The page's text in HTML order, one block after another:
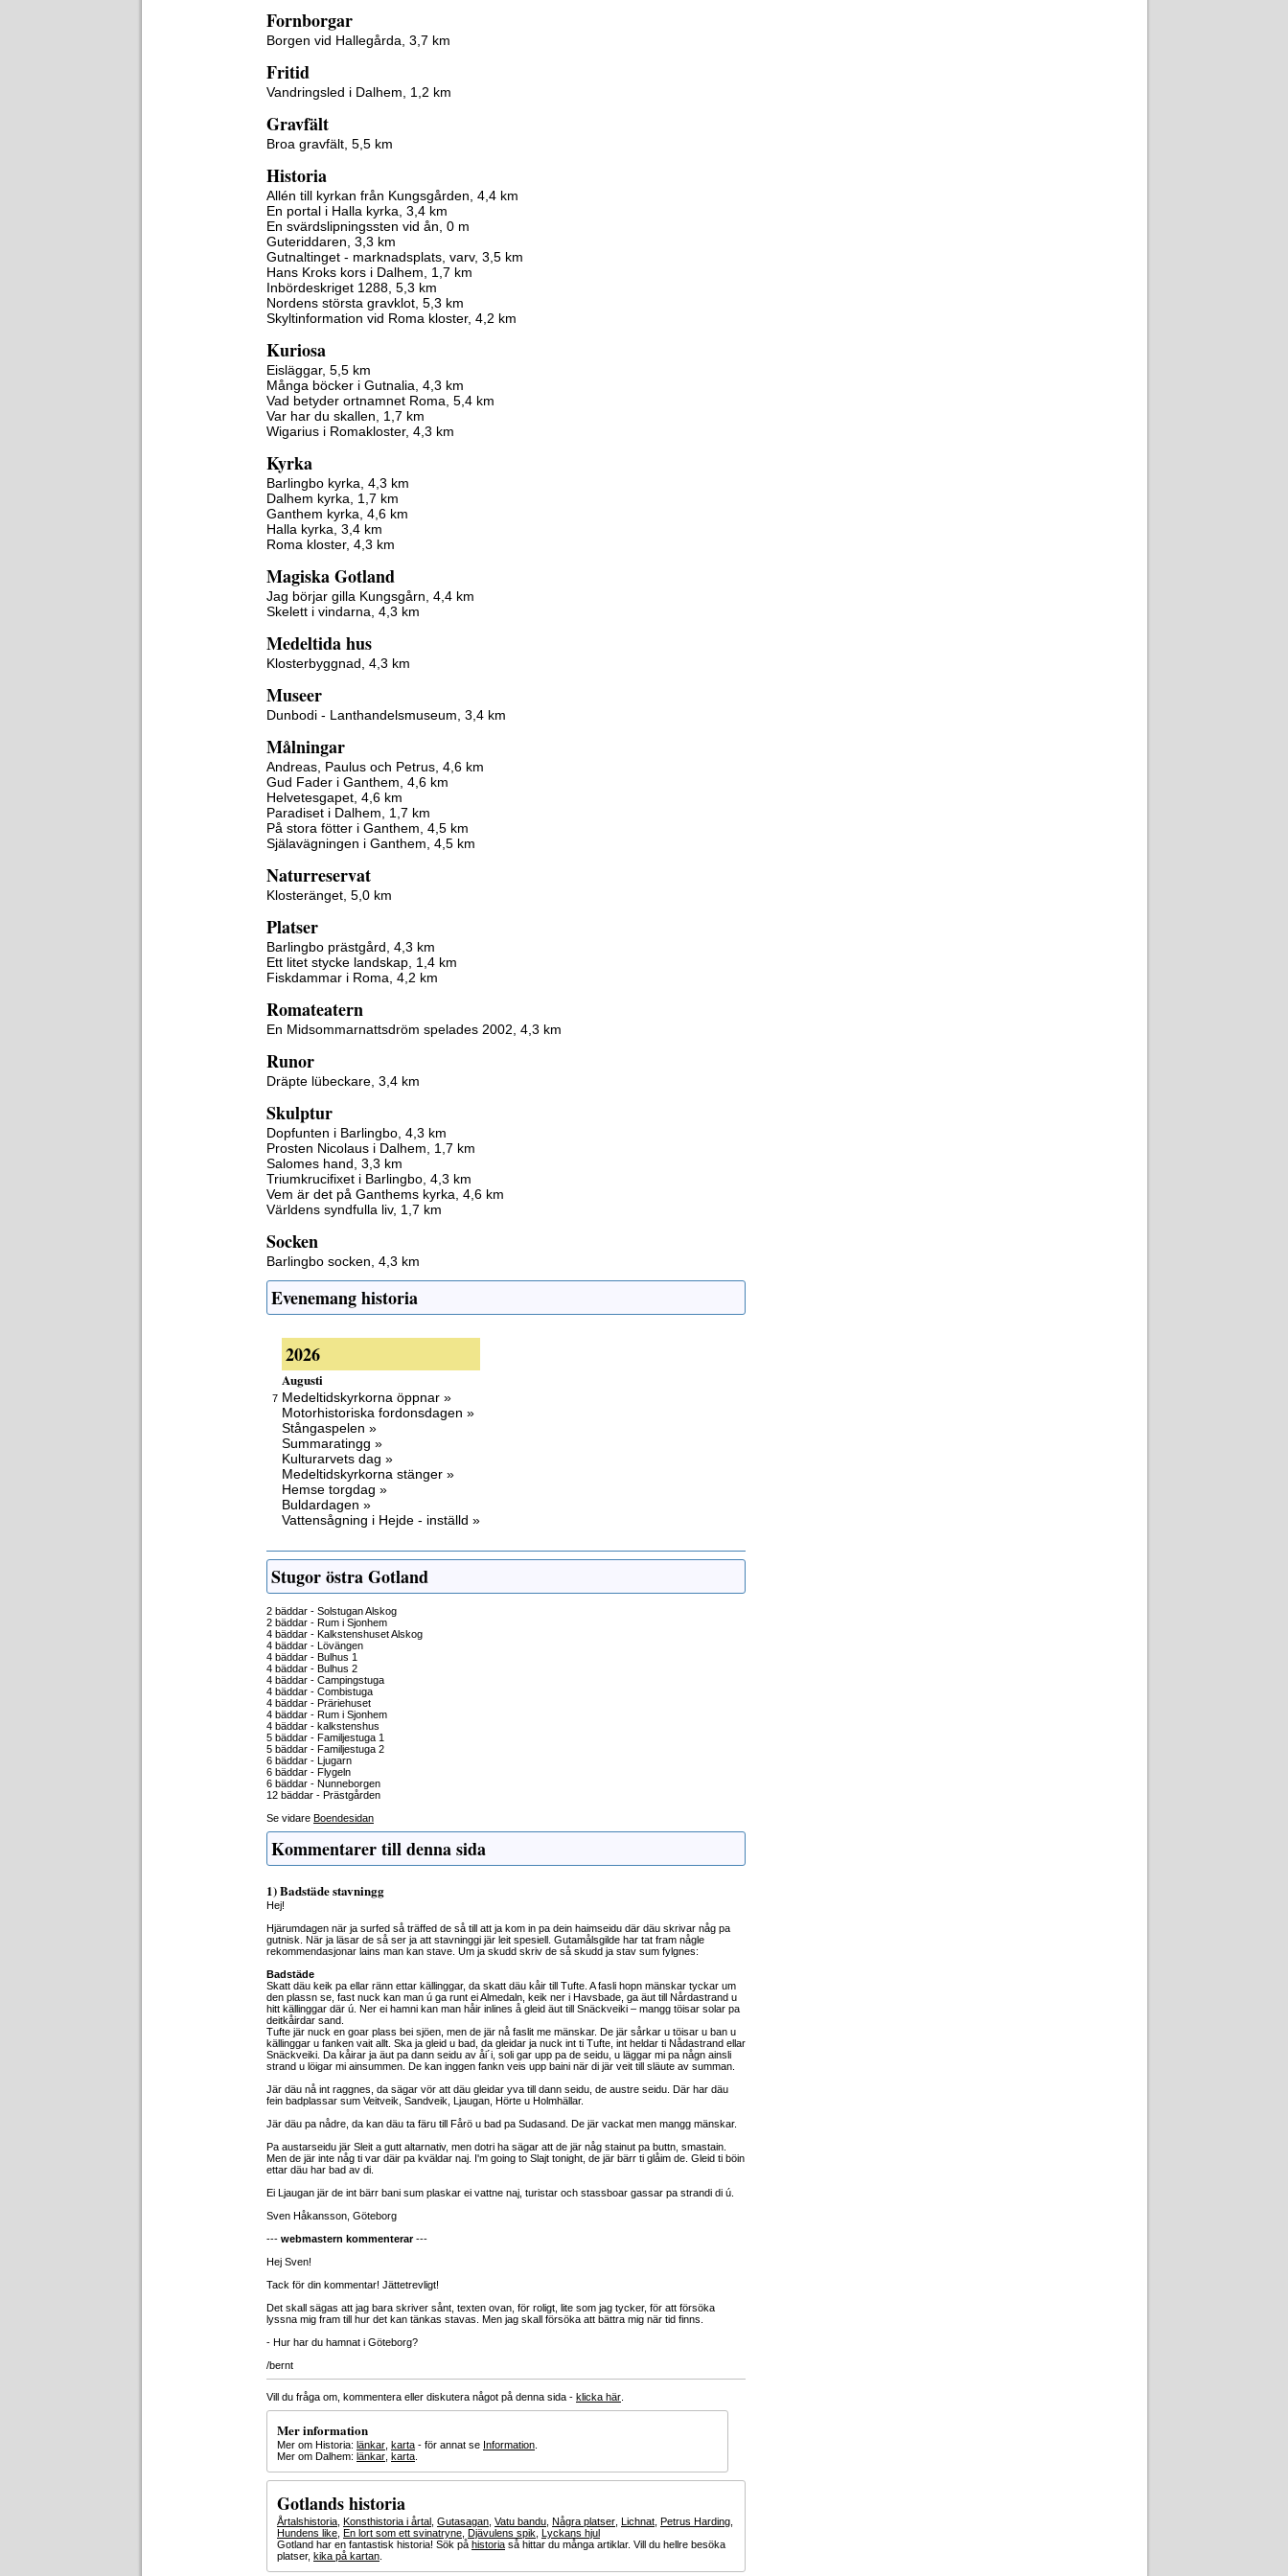
Fornborgar
Borgen vid Hallegårda, 3,7 km
Fritid
Vandringsled i Dalhem, 1,2 km
Gravfält
Broa gravfält, 5,5 km
Historia
Allén till kyrkan från Kungsgården, 4,4 km
En portal i Halla kyrka, 3,4 km
En svärdslipningssten vid ån, 0 m
Guteriddaren, 3,3 km
Gutnaltinget - marknadsplats, varv, 3,5 km
Hans Kroks kors i Dalhem, 1,7 km
Inbördeskriget 1288, 5,3 km
Nordens största gravklot, 5,3 km
Skyltinformation vid Roma kloster, 4,2 km
Kuriosa
Eisläggar, 5,5 km
Många böcker i Gutnalia, 4,3 km
Vad betyder ortnamnet Roma, 5,4 km
Var har du skallen, 1,7 km
Wigarius i Romakloster, 4,3 km
Kyrka
Barlingbo kyrka, 4,3 km
Dalhem kyrka, 1,7 km
Ganthem kyrka, 4,6 km
Halla kyrka, 3,4 km
Roma kloster, 4,3 km
Magiska Gotland
Jag börjar gilla Kungsgårn, 4,4 km
Skelett i vindarna, 4,3 km
Medeltida hus
Klosterbyggnad, 4,3 km
Museer
Dunbodi - Lanthandelsmuseum, 3,4 km
Målningar
Andreas, Paulus och Petrus, 4,6 km
Gud Fader i Ganthem, 4,6 km
Helvetesgapet, 4,6 km
Paradiset i Dalhem, 1,7 km
På stora fötter i Ganthem, 4,5 km
Själavägningen i Ganthem, 4,5 km
Naturreservat
Klosteränget, 5,0 km
Platser
Barlingbo prästgård, 4,3 km
Ett litet stycke landskap, 1,4 km
Fiskdammar i Roma, 4,2 km
Romateatern
En Midsommarnattsdröm spelades 2002, 4,3 km
Runor
Dräpte lübeckare, 3,4 km
Skulptur
Dopfunten i Barlingbo, 4,3 km
Prosten Nicolaus i Dalhem, 1,7 km
Salomes hand, 3,3 km
Triumkrucifixet i Barlingbo, 4,3 km
Vem är det på Ganthems kyrka, 4,6 km
Världens syndfulla liv, 1,7 km
Socken
Barlingbo socken, 4,3 km
Evenemang historia
2026
Augusti
7 Medeltidskyrkorna öppnar »
Motorhistoriska fordonsdagen »
Stångaspelen »
Summaratingg »
Kulturarvets dag »
Medeltidskyrkorna stänger »
Hemse torgdag »
Buldardagen »
Vattensågning i Hejde - inställd »
Stugor östra Gotland
2 bäddar - Solstugan Alskog
2 bäddar - Rum i Sjonhem
4 bäddar - Kalkstenshuset Alskog
4 bäddar - Lövängen
4 bäddar - Bulhus 1
4 bäddar - Bulhus 2
4 bäddar - Campingstuga
4 bäddar - Combistuga
4 bäddar - Präriehuset
4 bäddar - Rum i Sjonhem
4 bäddar - kalkstenshus
5 bäddar - Familjestuga 1
5 bäddar - Familjestuga 2
6 bäddar - Ljugarn
6 bäddar - Flygeln
6 bäddar - Nunneborgen
12 bäddar - Prästgården
Se vidare Boendesidan
Kommentarer till denna sida
1) Badstäde stavningg
Hej!
Hjärumdagen när ja surfed så träffed de så till att ja kom in pa dein haimseidu där däu skrivar någ pa
gutnisk. När ja läsar de så ser ja att stavninggi jär leit spesiell. Gutamålsgilde har tat fram någle
rekommendasjonar lains man kan stave. Um ja skudd skriv de så skudd ja stav sum fylgnes:
Badstäde
Skatt däu keik pa ellar ränn ettar källinggar, da skatt däu kåir till Tufte. A fasli hopn mänskar tyckar um
den plassn se, fast nuck kan man ú ga runt ei Almedaln, keik ner i Havsbade, ga äut till Nårdastrand u
hitt källinggar där ú. Ner ei hamni kan man håir inlines å gleid äut till Snäckveiki – mangg töisar solar pa
deitkåirdar sand.
Tufte jär nuck en goar plass bei sjöen, men de jär nå faslit me mänskar. De jär sårkar u töisar u ban u
källinggar u fanken vait allt. Ska ja gleid u bad, da gleidar ja nuck int ti Tufte, int heldar ti Nådastrand ellar
Snäckveiki. Da kåirar ja äut pa dann seidu av åi´i, soli gar upp pa de seidu, u läggar mi pa någn ainsli
strand u löigar mi ainsummen. De kan inggen fankn veis upp baini när di jär veit till släute av summan.
Jär däu nå int raggnes, da sägar vör att däu gleidar yva till dann seidu, de austre seidu. Där har däu
fein badplassar sum Veitveik, Sandveik, Ljaugan, Hörte u Holmhällar.
Jär däu pa nådre, da kan däu ta färu till Fårö u bad pa Sudasand. De jär vackat men mangg mänskar.
Pa austarseidu jär Sleit a gutt altarnativ, men dotri ha sägar att de jär någ stainut pa buttn, smastain.
Men de jär inte någ ti var däir pa kväldar naj. I'm going to Slajt tonight, de jär bärr ti glåim de. Gleid ti böin
ettar däu har bad av di.
Ei Ljaugan jär de int bärr bani sum plaskar ei vattne naj, turistar och stassboar gassar pa strandi di ú.
Sven Håkansson, Göteborg
--- webmastern kommenterar---
Hej Sven!
Tack för din kommentar! Jättetrevligt!
Det skall sägas att jag bara skriver sånt, texten ovan, för roligt, lite som jag tycker, för att försöka
lyssna mig fram till hur det kan tänkas stavas. Men jag skall försöka att bättra mig när tid finns.
- Hur har du hamnat i Göteborg?
/bernt
Vill du fråga om, kommentera eller diskutera något på denna sida - klicka här
Mer information
Mer om Historia: länkar karta - för annat se Information
Mer om Dalhem: länkar karta
Gotlands historia
Årtalshistoria Konsthistoria i årtal Gutasagan Vatu bandu Några platser Lichnat Petrus Harding
Hundens like En lort som ett svinatryne Djävulens spik Lyckans hjul
Gotland har en fantastisk historia! Sök på historia så hittar du många artiklar. Vill du hellre besöka
platser, kika på kartan